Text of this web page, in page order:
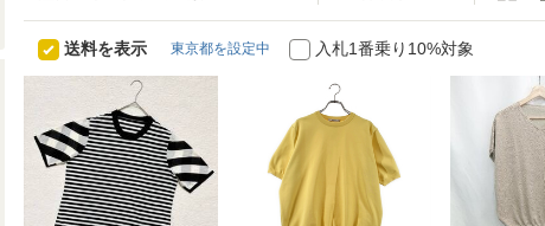
送料を表示 東京都を設定中 入札1番乗り10%対象